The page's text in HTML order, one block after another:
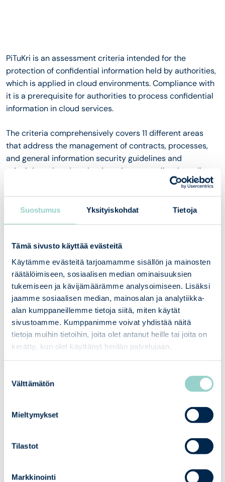
Suostumus Yksityiskohdat Tietoja
Tämä sivusto käyttää evästeitä
Käytämme evästeitä tarjoamamme sisällön ja mainosten
räätälöimiseen, sosiaalisen median ominaisuuksien
tukemiseen ja kävijämäärämme analysoimiseen. Lisäksi
jaamme sosiaalisen median, mainosalan ja analytiikka-
alan kumppaneillemme tietoja siitä, miten käytät
sivustoamme. Kumppanimme voivat yhdistää näitä
tietoja muihin tietoihin, joita olet antanut heille tai joita on
kerätty, kun olet käyttänyt heidän palvelujaan.
valinta
Välttämätön
Mieltymykset
Tilastot
Markkinointi
PiTuKri is an assessment criteria intended for the
protection of confidential information held by authorities,
which is applied in cloud environments. Compliance with
it is a prerequisite for authorities to process confidential
information in cloud services.
The criteria comprehensively covers 11 different areas
that address the management of contracts, processes,
and general information security guidelines and
principles related to cloud services, as well as broadly
01 Customer Benefits
Evaluate the security of cloud
contracts to technical solutions
Helps identify and mitigate security
risks before deployment
Supports long-term development of
cloud services and compliance with
regulations
02
Pre-assessments, gap analyses,
and evaluations using the PiTuKri